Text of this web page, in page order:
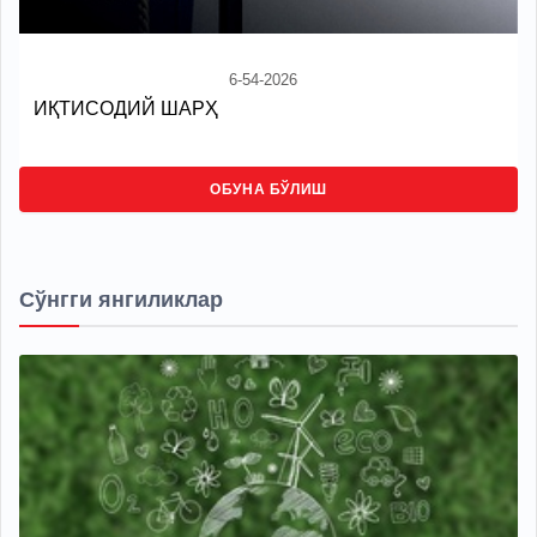
6-54-2026
ИҚТИСОДИЙ ШАРҲ
ОБУНА БЎЛИШ
Сўнгги янгиликлар